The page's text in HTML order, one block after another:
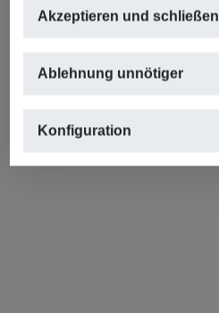
Akzeptieren und schließen
Ablehnung unnötiger
Konfiguration